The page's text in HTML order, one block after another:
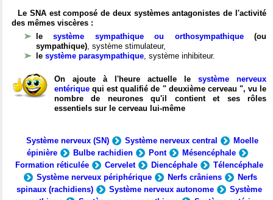
Le SNA est composé de deux systèmes antagonistes de l'activité
des mêmes viscères :
lesystème sympathique ou orthosympathique(ou
sympathique), système stimulateur,
le système parasympathique, système inhibiteur.
On ajoute à l'heure actuelle le système nerveux
entérique qui est qualifié de " deuxième cerveau ", vu le
nombre de neurones qu'il contient et ses rôles
essentiels sur le cerveau lui-même
Système nerveux (SN) Système nerveux central
Moelle
épinière
Bulbe rachidien Pont
Mésencéphale
Formation réticulée
Cervelet Diencéphale
Télencéphale
Système nerveux périphérique
Nerfs crâniens
Nerfs
spinaux (rachidiens)
Système nerveux autonome
Système